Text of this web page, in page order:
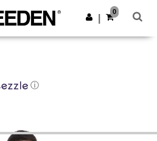
app!
Descargar app
0
ⓘ